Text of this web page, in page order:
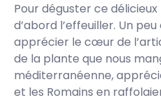
Pour déguster ce
d’abord l’effeuiller. Un
apprécier le cœur de
de la plante que nous
méditerranéenne,
et les Romains en